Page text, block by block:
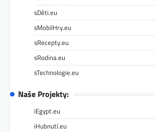
sDěti.eu
sMobilHry.eu
sRecepty.eu
sRodina.eu
sTechnologie.eu
Naše Projekty:
iEgypt.eu
iHubnutí.eu